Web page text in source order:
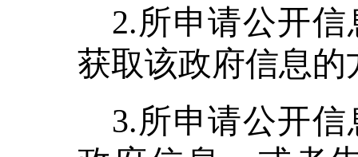
2.所申请公开
获取该政府信息的
3.所申请公开